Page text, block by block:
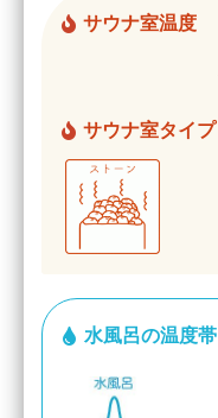
サウナ室温度
サウナ室タイプ
水風呂の温度帯